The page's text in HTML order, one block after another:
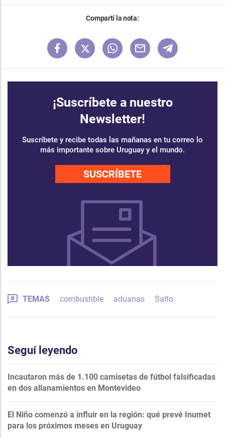
Compartí la nota:
¡Suscríbete a nuestro
Newsletter!
Suscríbete y recibe todas las mañanas en tu correo lo
más importante sobre Uruguay y el mundo.
SUSCRÍBETE
TEMAS combustible aduanas Salto
Seguí leyendo
Incautaron más de 1.100 camisetas de fútbol falsificadas
en dos allanamientos en Montevideo
El Niño comenzó a influir en la región: qué prevé Inumet
para los próximos meses en Uruguay